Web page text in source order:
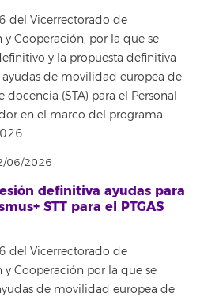
del Vicerrectorado de
y Cooperación, por la que se
y la propuesta definitiva
de movilidad europea de
docencia (STA) para el Personal
en el marco del programa
06/2026
definitiva ayudas para
STT para el PTGAS
del Vicerrectorado de
y Cooperación por la que se
de movilidad europea de